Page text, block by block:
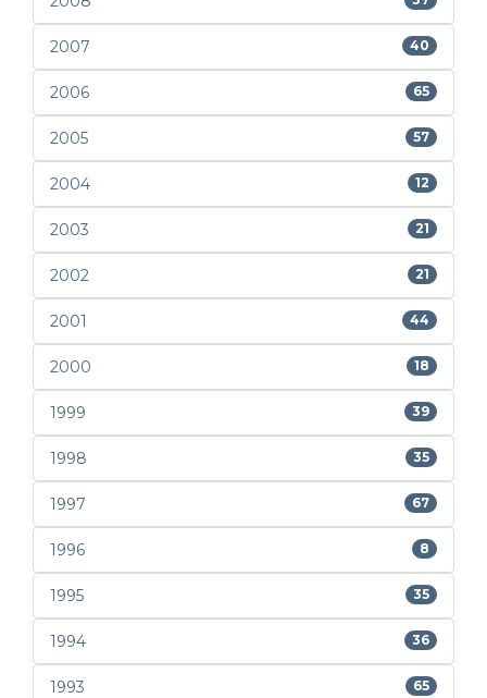
2007 40
2006 65
2005 57
2004 12
2003 21
2002 21
2001 44
2000 18
1999 39
1998 35
1997 67
1996 8
1995 35
1994 36
1993 65